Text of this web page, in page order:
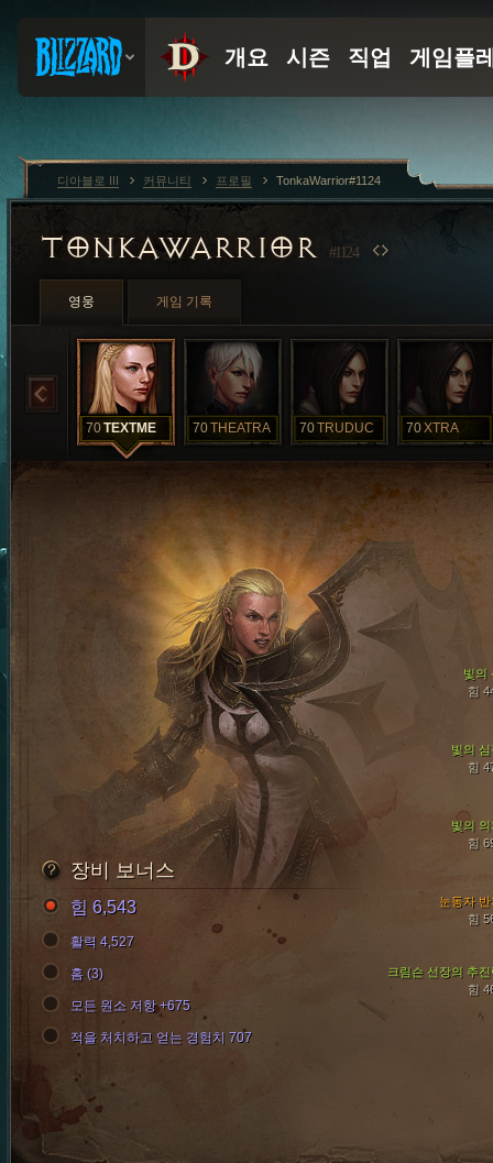
TONKAWARRIOR #1124
영웅 게임 기록
70TEXTME 70THEATRA 70TRUDUC 70XTRA
빛의 심
힘
빛의 의
힘
빛의
힘
크림슨 선장의 추진
힘
눈동자 반
힘
장비 보너스
힘 6,543
활력 4,527
홈 (3)
모든 원소 저항 +675
적을 처치하고 얻는 경험치 707
디아블로 III 커뮤니티 프로필 TonkaWarrior#1124